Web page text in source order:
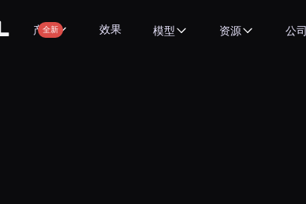
产品
全新 效果 模型 资源 公司